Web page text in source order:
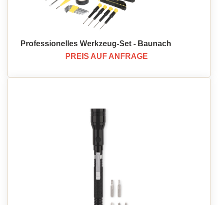
Professionelles Werkzeug-Set - Baunach
PREIS AUF ANFRAGE